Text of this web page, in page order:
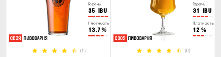
Горечь
35 IBU
Плотность
13.7 %
(1)
Горечь
31 IBU
Плотность
12 %
(6)